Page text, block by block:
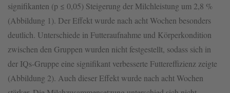
signifikanten (p ≤ 0,05) Steigerung der Milchleistung um 2,8 %
(Abbildung 1). Der Effekt wurde nach acht Wochen besonders
deutlich. Unterschiede in Futteraufnahme und Körperkondition
zwischen den Gruppen wurden nicht festgestellt, sodass sich in
der IQs-Gruppe eine signifikant verbesserte Futtereffizienz zeigte
(Abbildung 2). Auch dieser Effekt wurde nach acht Wochen